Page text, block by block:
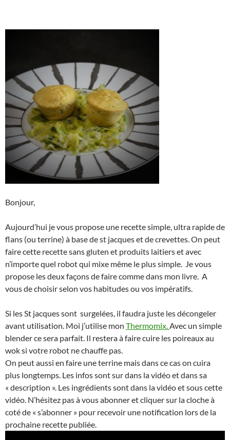
Bonjour,
Aujourd’hui je vous propose une recette simple, ultra rapide de
flans (ou terrine) à base de st jacques et de crevettes. On peut
faire cette recette sans gluten et produits laitiers et avec
n’importe quel robot qui mixe même le plus simple. Je vous
propose les deux façons de faire comme dans mon livre. A
vous de choisir selon vos habitudes ou vos impératifs.
Si les St jacques sont surgelées, il faudra juste les décongeler
avant utilisation. Moi j’utilise mon Thermomix.Avec un simple
blender ce sera parfait. Il restera à faire cuire les poireaux au
wok si votre robot ne chauffe pas.
On peut aussi en faire une terrine mais dans ce cas on cuira
plus longtemps. Les infos sont sur dans la vidéo et dans sa
« description ». Les ingrédients sont dans la vidéo et sous cette
vidéo. N’hésitez pas à vous abonner et cliquer sur la cloche à
coté de « s’abonner » pour recevoir une notification lors de la
prochaine recette publiée.